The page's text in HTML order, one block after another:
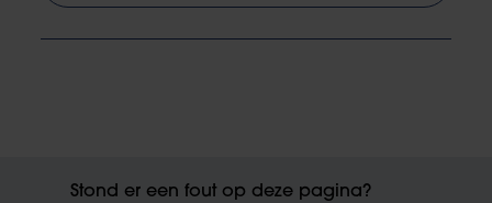
Stond er een fout op deze pagina?